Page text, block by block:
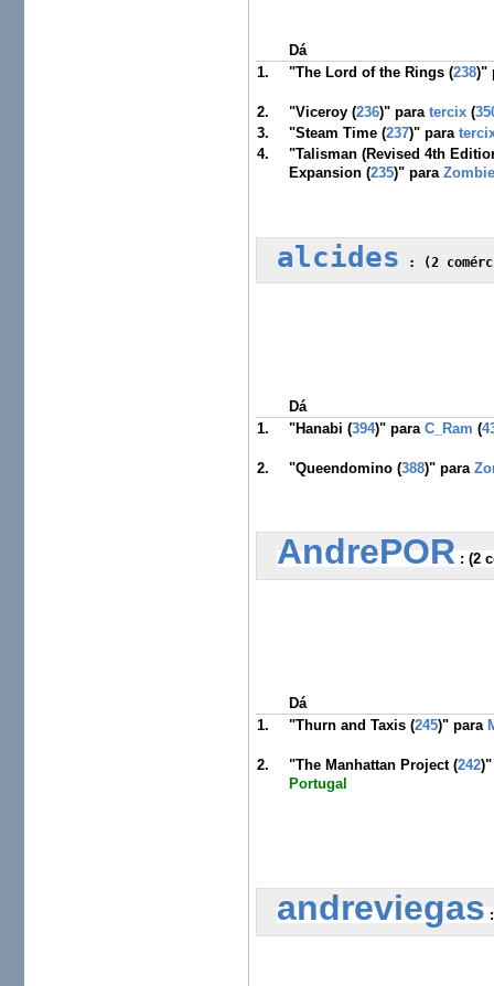
Dá
1.
"The Lord of the Rings (238)"
2. "Viceroy (236)" paratercix (
3.
"Steam Time (237)" para
4.
"Talisman (Revised 4th
Expansion (235)" para
alcides :
Dá
1.
"Hanabi (394)" paraC_Ram (
2. "Queendomino (388)" para
AndrePOR : (2
Dá
1.
"Thurn and Taxis (245)" para
2. "The Manhattan Project (242
Portugal
andreviegas :